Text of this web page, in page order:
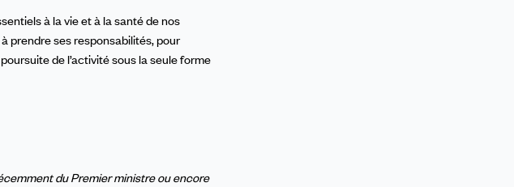
à la vie et à la santé de nos
prendre ses responsabilités, pour
de l’activité sous la seule forme
du Premier ministre ou encore